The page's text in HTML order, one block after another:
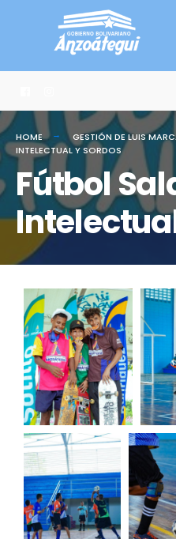
HOME GESTIÓN DE LUIS
INTELECTUAL Y SORDOS
Fútbol